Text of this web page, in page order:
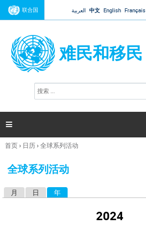
Jump to navigation
联合国 العربية 中文 English Français
难民和移民
搜
索

你
这
首页› 日历›全球系列活动
全球系列活动
月 日 年
2024